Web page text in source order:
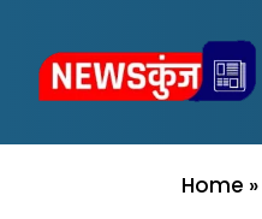
Home »